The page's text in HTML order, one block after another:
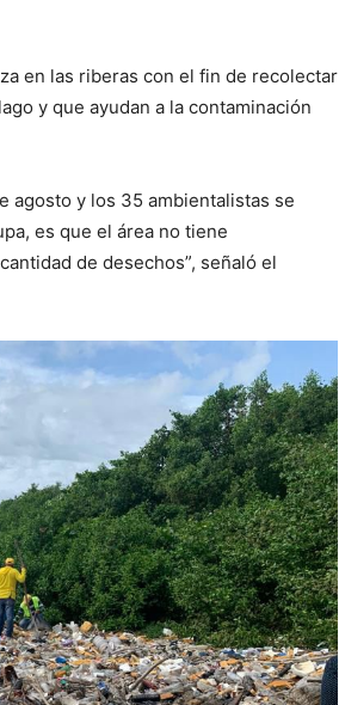
en las riberas con el fin de recolectar
y que ayudan a la contaminación
agosto y los 35 ambientalistas se
es que el área no tiene
de desechos”, señaló el